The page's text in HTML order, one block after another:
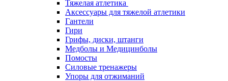
Тяжелая атлетика
Аксессуары для тяжелой атлетики
Гантели
Гири
Грифы, диски, штанги
Медболы и Медицинболы
Помосты
Силовые тренажеры
Упоры для отжиманий